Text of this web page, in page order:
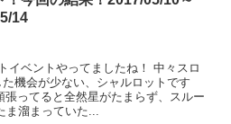
14
イベントやってましたね！ 中々スロ
機会が少ない、シャルロットです
ってると全然星がたまらず、スルー
溜まっていた...